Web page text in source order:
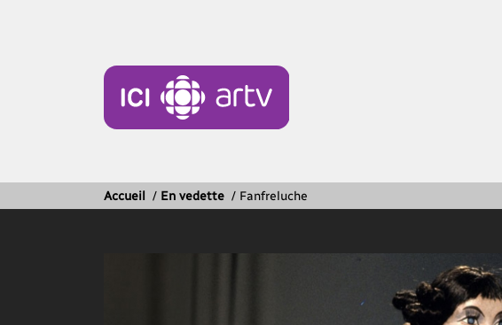
Accueil / En vedette / Fanfreluche